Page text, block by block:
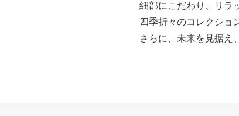
細部にこだわり、リラ
四季折々のコレクショ
さらに、未来を見据え